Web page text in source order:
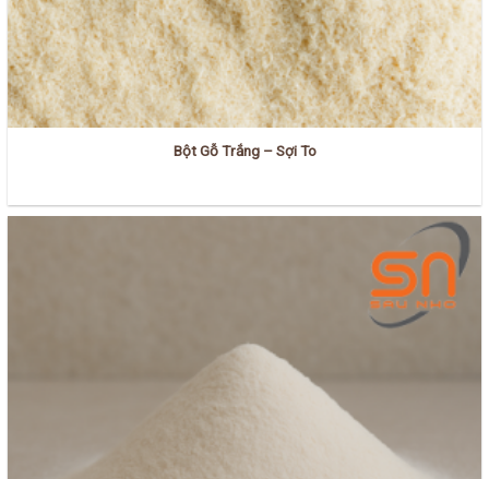
Bột Gỗ Trắng – Sợi To